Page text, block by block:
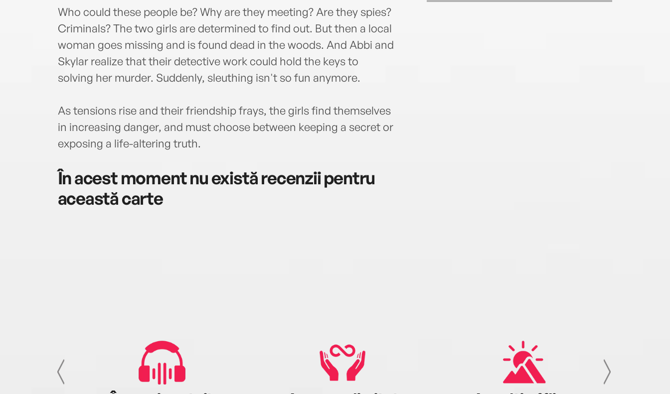
Who could these people be? Why are they meeting? Are they spies?
Criminals? The two girls are determined to find out. But then a local
woman goes missing and is found dead in the woods. And Abbi and
Skylar realize that their detective work could hold the keys to
solving her murder. Suddenly, sleuthing isn't so fun anymore.
As tensions rise and their friendship frays, the girls find themselves
in increasing danger, and must choose between keeping a secret or
exposing a life-altering truth.
În acest moment nu există recenzii pentru
această carte